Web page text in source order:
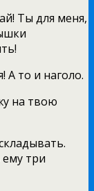
Ты для меня,
А то и наголо.
на твою
ему три